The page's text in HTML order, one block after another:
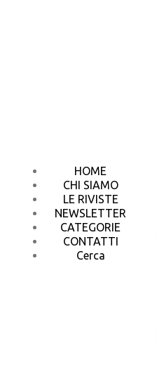
HOME
CHI SIAMO
LE RIVISTE
NEWSLETTER
CATEGORIE
CONTATTI
Cerca